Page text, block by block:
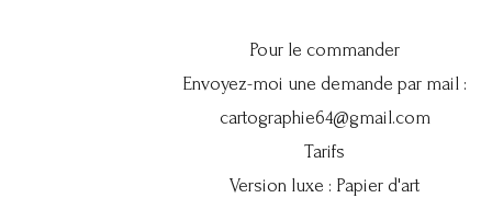
Pour le commander
Envoyez-moi une demande par mail :
cartographie64@gmail.com
Tarifs
Version luxe : Papier d'art